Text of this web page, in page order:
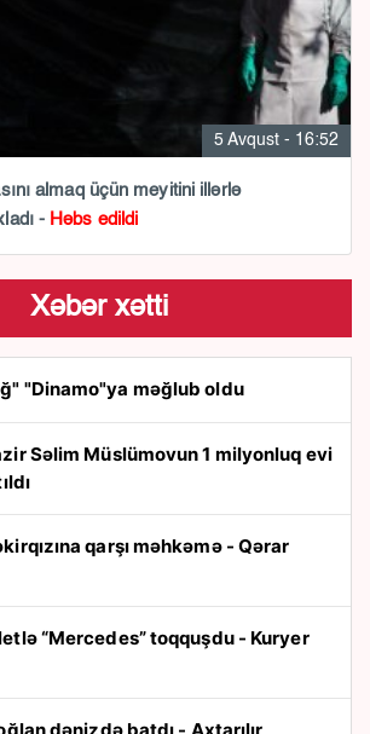
5 Avqust - 16:52
almaq üçün meyitini illərlə
- Həbs edildi
Xəbər xətti
"Dinamo"ya məğlub oldu